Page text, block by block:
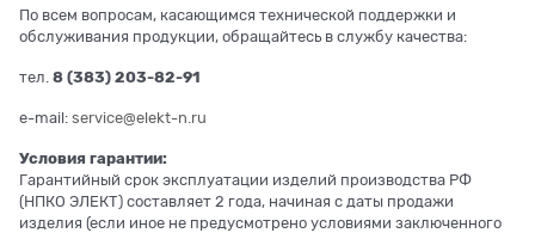
По всем вопросам, касающимся технической поддержки и
обслуживания продукции, обращайтесь в службу качества:
тел. 8 (383) 203-82-91
e-mail: service@elekt-n.ru
Условия гарантии:
Гарантийный срок эксплуатации изделий производства РФ
(НПКО ЭЛЕКТ) составляет 2 года, начиная с даты продажи
изделия (если иное не предусмотрено условиями заключенного